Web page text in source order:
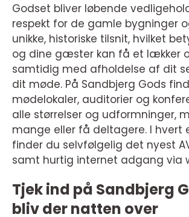
Godset bliver løbende
respekt for de gamle bygninger
unikke, historiske tilsnit, hvilket
og dine gæster kan få et lækker
samtidig med afholdelse af dit
dit møde. På Sandbjerg Gods
mødelokaler, auditorier og
alle størrelser og udformninger,
mange eller få deltagere. I hvert
finder du selvfølgelig det nyest
samt hurtig internet adgang via
Tjek ind på Sandbjerg
bliv der natten over